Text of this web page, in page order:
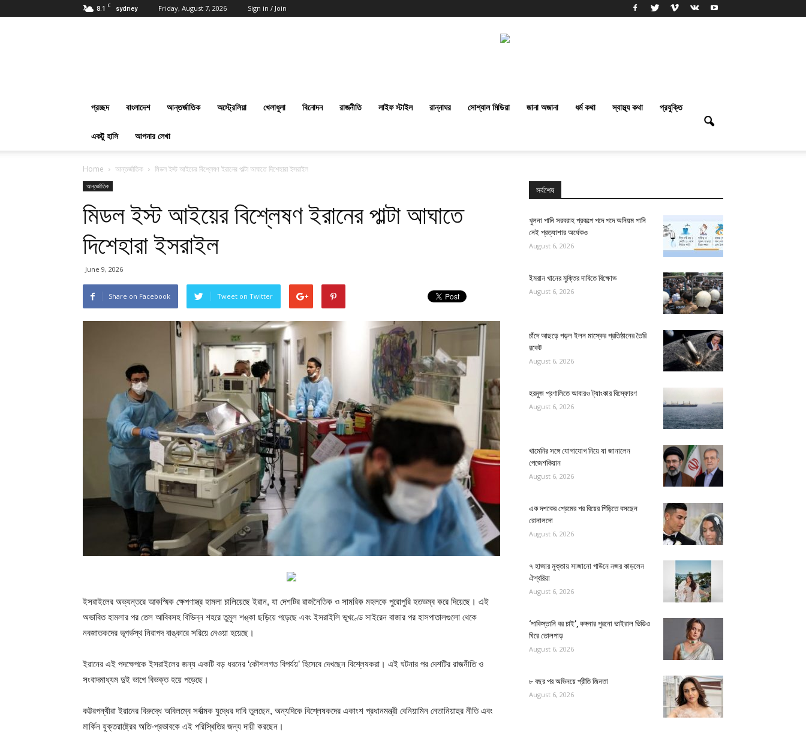
8.1 C sydney Friday, August 7, 2026 Sign in / Join
Bangla
প্রচ্ছদ বাংলাদেশ আন্তর্জাতিক অস্ট্রেলিয়া খেলাধুলা বিনোদন রাজনীতি লাইফ স্টাইল রান্নাঘর সোশ্যাল মিডিয়া জানা অজানা ধর্ম কথা স্বাস্থ্য কথা প্রযুক্তি
একটু হাসি আপনার লেখা
Home আন্তর্জাতিক মিডল ইস্ট আইয়ের বিশ্লেষণ ইরানের পাল্টা আঘাতে দিশেহারা ইসরাইল
আন্তর্জাতিক
মিডল ইস্ট আইয়ের বিশ্লেষণ ইরানের পাল্টা আঘাতে
দিশেহারা ইসরাইল
June 9, 2026
Share on Facebook Tweet on Twitter
ইসরাইলের অভ্যন্তরে আকস্মিক ক্ষেপণাস্ত্র হামলা চালিয়েছে ইরান, যা দেশটির রাজনৈতিক ও সামরিক মহলকে পুরোপুরি হতভম্ব করে দিয়েছে। এই
অভাবিত হামলার পর তেল আবিবসহ বিভিন্ন শহরে তুমুল শঙ্কা ছড়িয়ে পড়েছে এবং ইসরাইলি ভূখণ্ডে সাইরেন বাজার পর হাসপাতালগুলো থেকে
নবজাতকদের ভূগর্ভস্থ নিরাপদ বাঙ্কারে সরিয়ে নেওয়া হয়েছে।
ইরানের এই পদক্ষেপকে ইসরাইলের জন্য একটি বড় ধরনের ‘কৌশলগত বিপর্যয়’ হিসেবে দেখছেন বিশ্লেষকরা। এই ঘটনার পর দেশটির রাজনীতি ও
সংবাদমাধ্যম দুই ভাগে বিভক্ত হয়ে পড়েছে।
কট্টরপন্থীরা ইরানের বিরুদ্ধে অবিলম্বে সর্বাত্মক যুদ্ধের দাবি তুলছেন, অন্যদিকে বিশ্লেষকদের একাংশ প্রধানমন্ত্রী বেনিয়ামিন নেতানিয়াহুর নীতি এবং
মার্কিন যুক্তরাষ্ট্রের অতি-প্রভাবকে এই পরিস্থিতির জন্য দায়ী করছেন।
সর্বশেষ
খুলনা পানি সরবরাহ প্রকল্পে পদে পদে অনিয়ম পানি
নেই প্রত্যাশার অর্ধেকও
August 6, 2026
ইমরান খানের মুক্তির দাবিতে বিক্ষোভ
August 6, 2026
চাঁদে আছড়ে পড়ল ইলন মাস্কের প্রতিষ্ঠানের তৈরি
রকেট
August 6, 2026
হরমুজ প্রণালিতে আবারও ট্যাংকার বিস্ফোরণ
August 6, 2026
খামেনির সঙ্গে যোগাযোগ নিয়ে যা জানালেন
পেজেশকিয়ান
August 6, 2026
এক দশকের প্রেমের পর বিয়ের পিঁড়িতে বসছেন
রোনালদো
August 6, 2026
৭ হাজার মুক্তায় সাজানো গাউনে নজর কাড়লেন
ঐশ্বরিয়া
August 6, 2026
‘পাকিস্তানি বর চাই’, কঙ্গনার পুরনো ভাইরাল ভিডিও
ঘিরে তোলপাড়
August 6, 2026
৮ বছর পর অভিনয়ে প্রীতি জিনতা
August 6, 2026